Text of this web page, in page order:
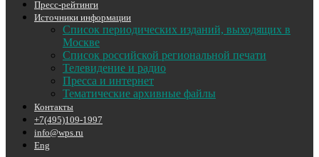
Пресс-рейтинги
Источники информации
Список периодических изданий, выходящих в
Москве
Список российской региональной печати
Телевидение и радио
Пресса и интернет
Тематические архивные файлы
Контакты
+7(495)109-1997
info@wps.ru
Eng